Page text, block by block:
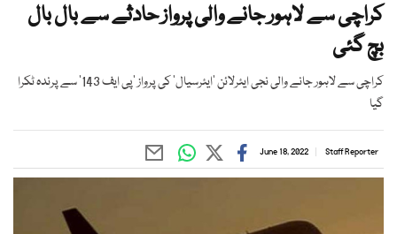
کراچی سے لاہور جانے والی پرواز حادثے سے بال بال
بچ گئی
کراچی سے لاہور جانے والی نجی ایئرلائن ’ایئرسیال‘ کی پرواز ’پی ایف 143‘ سے پرندہ ٹکرا
گیا
Staff Reporter
June 18, 2022